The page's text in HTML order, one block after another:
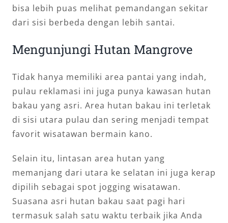
bisa lebih puas melihat pemandangan sekitar
dari sisi berbeda dengan lebih santai.
Mengunjungi Hutan Mangrove
Tidak hanya memiliki area pantai yang indah,
pulau reklamasi ini juga punya kawasan hutan
bakau yang asri. Area hutan bakau ini terletak
di sisi utara pulau dan sering menjadi tempat
favorit wisatawan bermain kano.
Selain itu, lintasan area hutan yang
memanjang dari utara ke selatan ini juga kerap
dipilih sebagai spot jogging wisatawan.
Suasana asri hutan bakau saat pagi hari
termasuk salah satu waktu terbaik jika Anda